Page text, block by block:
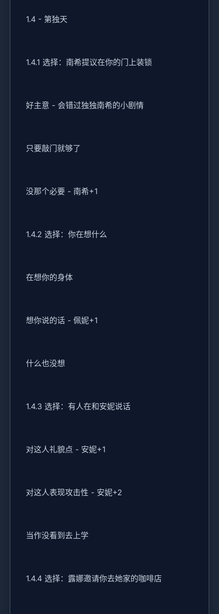
1.4 - 第独天
1.4.1 选择：南希提议在你的门上装锁
好主意 - 会错过独独南希的小剧情
只要敲门就够了
没那个必要 - 南希+1
1.4.2 选择：你在想什么
在想你的身体
想你说的话 - 佩妮+1
什么也没想
1.4.3 选择：有人在和安妮说话
对这人礼貌点 - 安妮+1
对这人表现攻击性 - 安妮+2
当作没看到去上学
1.4.4 选择：露娜邀请你去她家的咖啡店